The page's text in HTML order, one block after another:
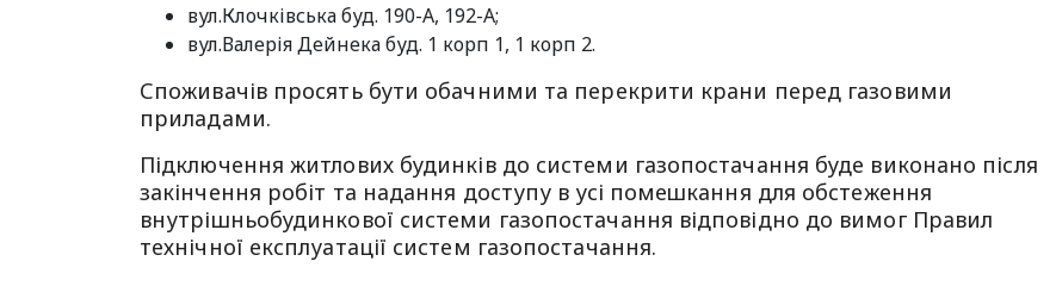
вул.Клочківська буд. 190-А, 192-А;
вул.Валерія Дейнека буд. 1 корп 1, 1 корп 2.
Споживачів просять бути обачними та перекрити крани перед газовими
приладами.
Підключення житлових будинків до системи газопостачання буде виконано після
закінчення робіт та надання доступу в усі помешкання для обстеження
внутрішньобудинкової системи газопостачання відповідно до вимог Правил
технічної експлуатації систем газопостачання.